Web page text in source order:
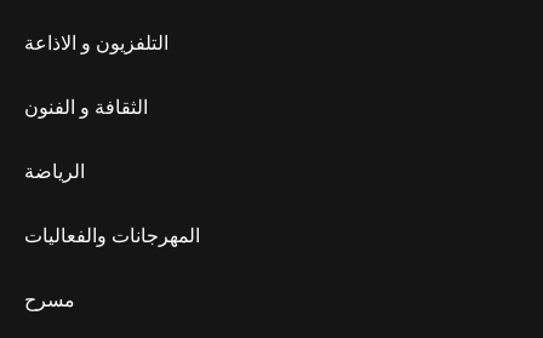
التلفزيون و الاذاعة
الثقافة و الفنون
الرياضة
المهرجانات والفعاليات
مسرح